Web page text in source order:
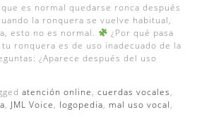
es normal quedarse ronca después
la ronquera se vuelve habitual,
esto no es normal.
¿Por qué pasa
tu ronquera es de uso inadecuado de la
¿Aparece después del uso
atención online, cuerdas vocales,
, JML Voice, logopedia, mal uso vocal,